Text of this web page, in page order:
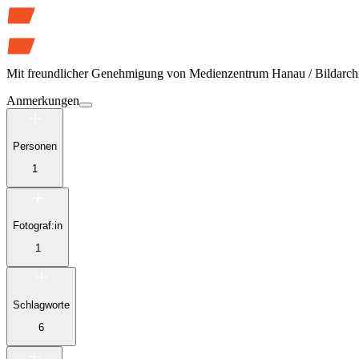
Mit freundlicher Genehmigung von Medienzentrum Hanau /
Anmerkungen
Personen
1
Fotograf:in
1
Schlagworte
6